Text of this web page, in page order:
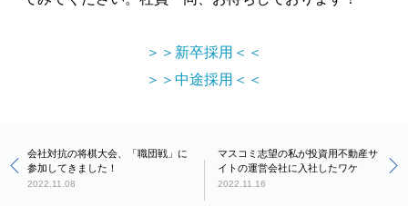
＞＞新卒採用＜＜
＞＞中途採用＜＜
会社対抗の将棋大会、「職団戦」に
参加してきました！
2022.11.08
マスコミ志望の私が投資用不動産サ
イトの運営会社に入社したワケ
2022.11.16